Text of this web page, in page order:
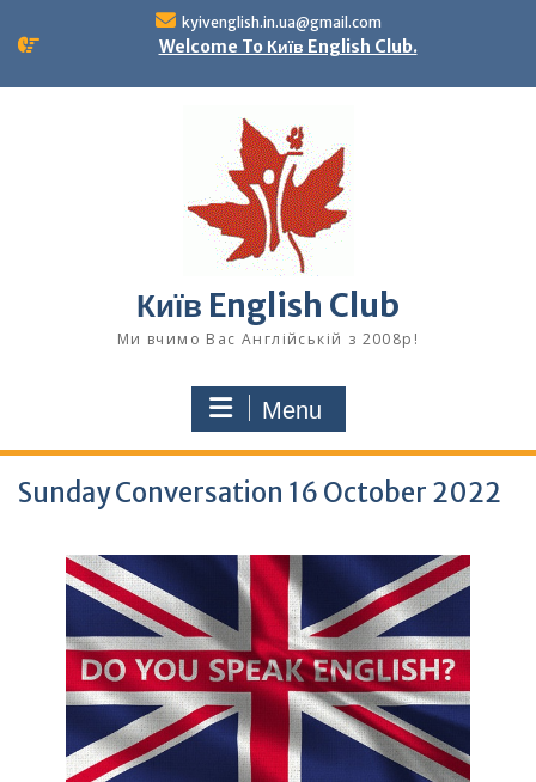
kyivenglish.in.ua@gmail.com
Welcome To Київ English Club.
Київ English Club
Ми вчимо Вас Англійській з 2008р!
Menu
Sunday Conversation 16 October 2022